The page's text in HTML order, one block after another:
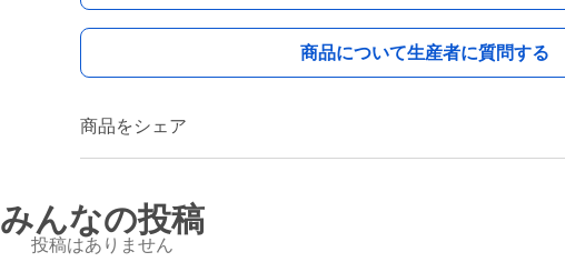
商品について生産者に質問する
商品をシェア
みんなの投稿
投稿はありません